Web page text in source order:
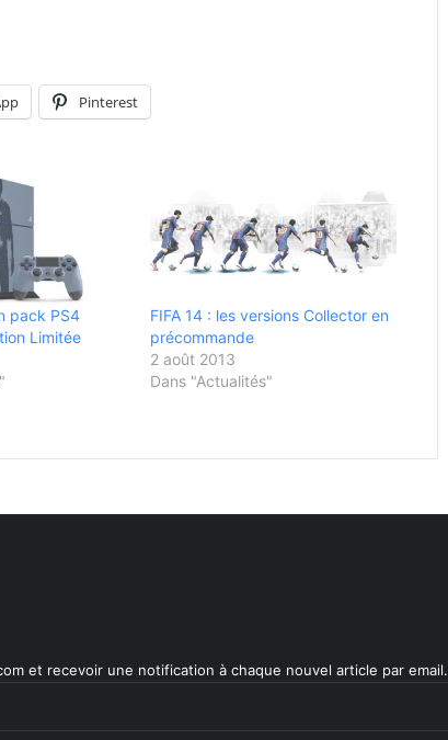
Pinterest
pack PS4
Limitée
FIFA 14 : les versions Collector en
précommande
2 août 2013
Dans "Actualités"
et recevoir une notification à chaque nouvel article par email.